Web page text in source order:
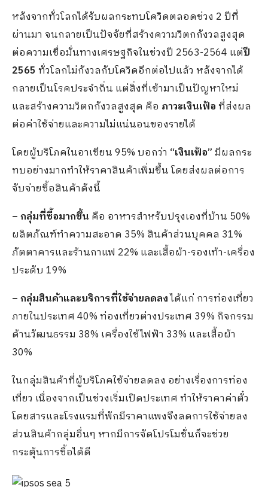
หลังจากทั่วโลกได้รับผลกระทบโควิดตลอดช่วง 2 ปีที่
ผ่านมา จนกลายเป็นปัจจัยที่สร้างความวิตกกังวลสูงสุด
ต่อความเชื่อมั่นทางเศรษฐกิจในช่วงปี 2563-2564 แต่ปี
2565 ทั่วโลกไม่กังวลกับโควิดอีกต่อไปแล้ว หลังจากได้
กลายเป็นโรคประจำถิ่น แต่สิ่งที่เข้ามาเป็นปัญหาใหม่
และสร้างความวิตกกังวลสูงสุด คือ ภาวะเงินเฟ้อที่ส่งผล
ต่อค่าใช้จ่ายและความไม่แน่นอนของรายได้
โดยผู้บริโภคในอาเซียน 95% บอกว่า “เงินเฟ้อ”มีผลกระ
ทบอย่างมากทำให้ราคาสินค้าเพิ่มขึ้น โดยส่งผลต่อการ
จับจ่ายซื้อสินค้าดังนี้
– กลุ่มที่ซื้อมากขึ้น คือ อาหารสำหรับปรุงเองที่บ้าน 50%
ผลิตภัณฑ์ทำความสะอาด 35% สินค้าส่วนบุคคล 31%
ภัตตาคารและร้านกาแฟ 22% และเสื้อผ้า-รองเท้า-เครื่อง
ประดับ 19%
– กลุ่มสินค้าและบริการที่ใช้จ่ายลดลงได้แก่ การท่องเที่ยว
ภายในประเทศ 40% ท่องเที่ยวต่างประเทศ 39% กิจกรรม
ด้านวัฒนธรรม 38% เครื่องใช้ไฟฟ้า 33% และเสื้อผ้า
30%
ในกลุ่มสินค้าที่ผู้บริโภคใช้จ่ายลดลง อย่างเรื่องการท่อง
เที่ยว เนื่องจากเป็นช่วงเริ่มเปิดประเทศ ทำให้ราคาค่าตั๋ว
โดยสารและโรงแรมที่พักมีราคาแพงจึงลดการใช้จ่ายลง
ส่วนสินค้ากลุ่มอื่นๆ หากมีการจัดโปรโมชั่นก็จะช่วย
กระตุ้นการซื้อได้ดี